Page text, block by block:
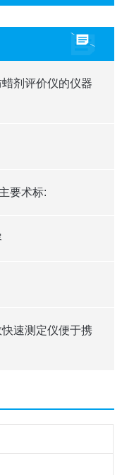
剂评价仪的仪器
要术标:
速测定仪便于携